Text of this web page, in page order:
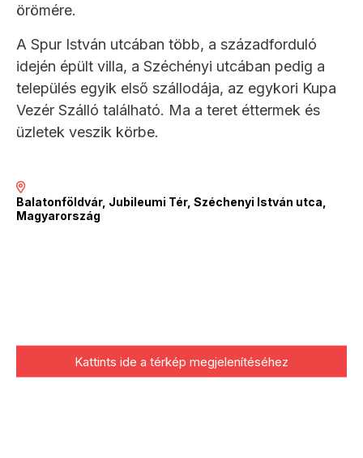
örömére.
A Spur István utcában több, a századforduló
idején épült villa, a Széchényi utcában pedig a
település egyik első szállodája, az egykori Kupa
Vezér Szálló található. Ma a teret éttermek és
üzletek veszik körbe.
Balatonföldvár, Jubileumi Tér, Széchenyi István utca,
Magyarország
Kattints ide a térkép megjelenítéséhez